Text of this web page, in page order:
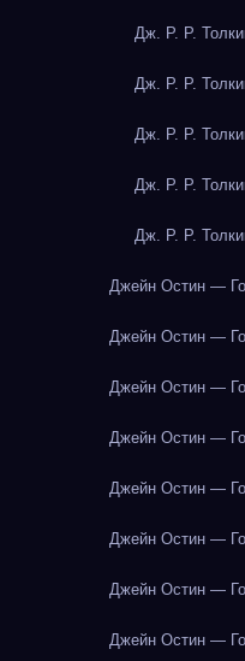
Дж. Р. Р.
Дж. Р. Р.
Дж. Р. Р.
Дж. Р. Р.
Дж. Р. Р.
Джейн Остин —
Джейн Остин —
Джейн Остин —
Джейн Остин —
Джейн Остин —
Джейн Остин —
Джейн Остин —
Джейн Остин —